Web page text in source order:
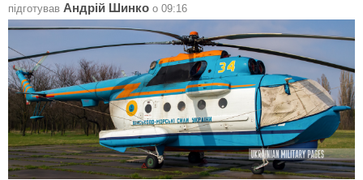
підготував Андрій Шинко о 09:16